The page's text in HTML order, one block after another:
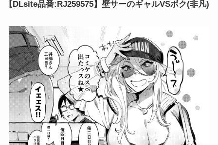
【DLsite品番:RJ259575】壁サーのギャルVSボク(非凡)